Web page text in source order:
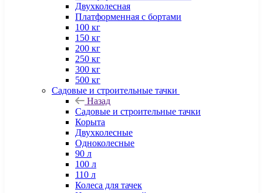
Двухколесная
Платформенная с бортами
100 кг
150 кг
200 кг
250 кг
300 кг
500 кг
Садовые и строительные тачки
Назад
Садовые и строительные тачки
Корыта
Двухколесные
Одноколесные
90 л
100 л
110 л
Колеса для тачек